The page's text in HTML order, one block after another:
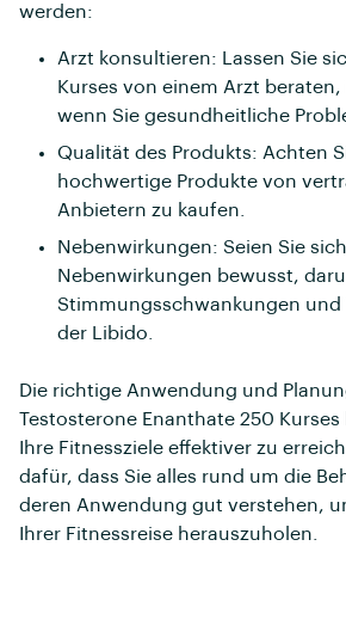
werden:
Arzt konsultieren: Lassen Sie
Kurses von einem Arzt
wenn Sie gesundheitliche
Qualität des Produkts: Achten
hochwertige Produkte von
Anbietern zu kaufen.
Nebenwirkungen: Seien Sie
Nebenwirkungen bewusst,
Stimmungsschwankungen und
der Libido.
Die richtige Anwendung und
Testosterone Enanthate 250
Ihre Fitnessziele effektiver zu
dafür, dass Sie alles rund um die
deren Anwendung gut verstehen,
Ihrer Fitnessreise herauszuholen.